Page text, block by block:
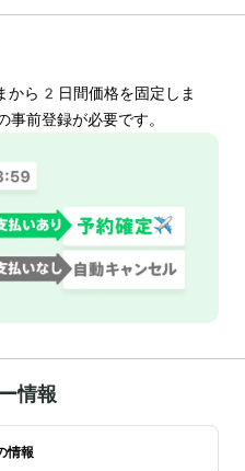
から 2 日間価格を固定しま
前登録が必要です。
情報
情報